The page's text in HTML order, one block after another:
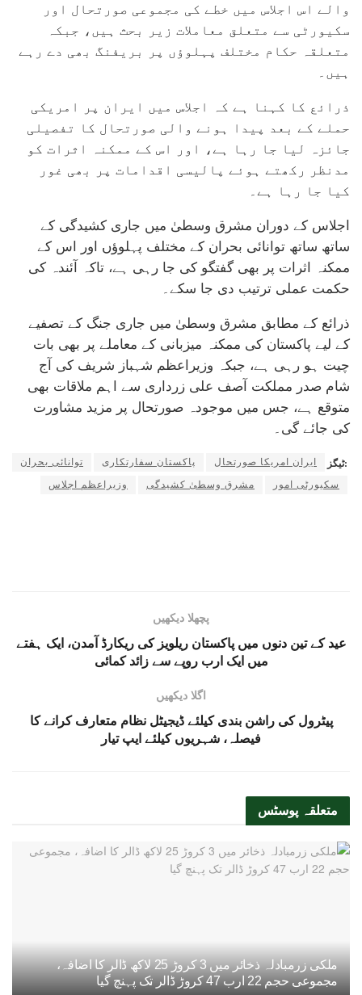
والے اس اجلاس میں خطے کی مجموعی صورتحال اور
سکیورٹی سے متعلق معاملات زیر بحث ہیں، جبکہ
متعلقہ حکام مختلف پہلوؤں پر بریفنگ بھی دے رہے
ہیں۔
ذرائع کا کہنا ہے کہ اجلاس میں ایران پر امریکی
حملے کے بعد پیدا ہونے والی صورتحال کا تفصیلی
جائزہ لیا جا رہا ہے، اور اس کے ممکنہ اثرات کو
مدنظر رکھتے ہوئے پالیسی اقدامات پر بھی غور
کیا جا رہا ہے۔
اجلاس کے دوران مشرق وسطیٰ میں جاری کشیدگی کے
ساتھ ساتھ توانائی بحران کے مختلف پہلوؤں اور اس کے
ممکنہ اثرات پر بھی گفتگو کی جا رہی ہے، تاکہ آئندہ کی
حکمت عملی ترتیب دی جا سکے۔
ذرائع کے مطابق مشرق وسطیٰ میں جاری جنگ کے تصفیے
کے لیے پاکستان کی ممکنہ میزبانی کے معاملے پر بھی بات
چیت ہو رہی ہے، جبکہ وزیراعظم شہباز شریف کی آج
شام صدر مملکت آصف علی زرداری سے اہم ملاقات بھی
متوقع ہے، جس میں موجودہ صورتحال پر مزید مشاورت
کی جائے گی۔
ٹیگز: ایران امریکا صورتحال پاکستان سفارتکاری
توانائی بحران
سکیورٹی امور
مشرق وسطیٰ کشیدگی وزیراعظم اجلاس
پچھلا دیکھیں
عید کے تین دنوں میں پاکستان ریلویز کی ریکارڈ آمدن، ایک ہفتے
میں ایک ارب روپے سے زائد کمائی
اگلا دیکھیں
پیٹرول کی راشن بندی کیلئے ڈیجیٹل نظام متعارف کرانے کا
فیصلہ، شہریوں کیلئے ایپ تیار
متعلقہ پوسٹس
ملکی زرمبادلہ ذخائر میں 3 کروڑ 25 لاکھ ڈالر کا اضافہ،
مجموعی حجم 22 ارب 47 کروڑ ڈالر تک پہنچ گیا